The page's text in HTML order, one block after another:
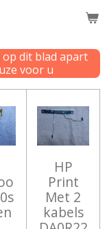
dit blad apart
voor u
HP
Print
Met 2
kabels